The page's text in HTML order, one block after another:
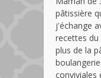
pâtissière
j'échange
recettes
plus de la
conviviales